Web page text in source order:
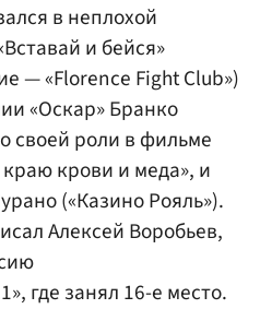
в неплохой
и бейся»
— «Florence Fight Club»)
«Оскар»Бранко
своей роли в фильме
краю крови и меда», и
(«Казино Рояль»).
Алексей Воробьев,
где занял 16-е место.